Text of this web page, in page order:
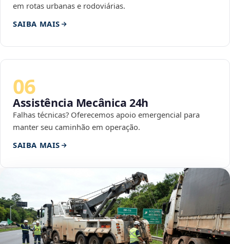
em rotas urbanas e rodoviárias.
SAIBA MAIS
06
Assistência Mecânica 24h
Falhas técnicas? Oferecemos apoio emergencial para
manter seu caminhão em operação.
SAIBA MAIS